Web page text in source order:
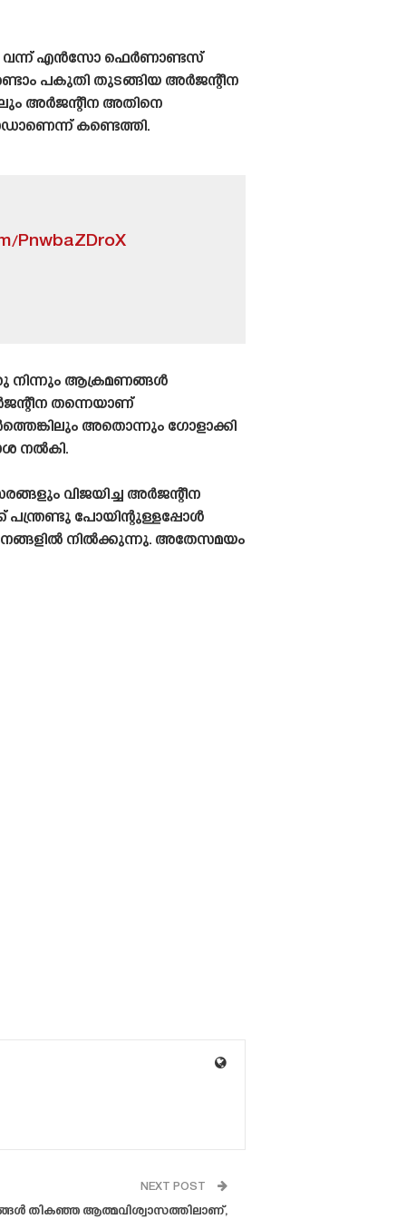
വന്ന് എൻസോ ഫെർണാണ്ടസ്
പകുതി തുടങ്ങിയ അർജന്റീന
അർജന്റീന അതിനെ
കണ്ടെത്തി.
PnwbaZDroX
നിന്നും ആക്രമണങ്ങൾ
തന്നെയാണ്
അതൊന്നും ഗോളാക്കി
നൽകി.
വിജയിച്ച അർജന്റീന
പന്ത്രണ്ടു പോയിന്റുള്ളപ്പോൾ
നിൽക്കുന്നു. അതേസമയം
NEXT POST
തികഞ്ഞ ആത്മവിശ്വാസത്തിലാണ്,